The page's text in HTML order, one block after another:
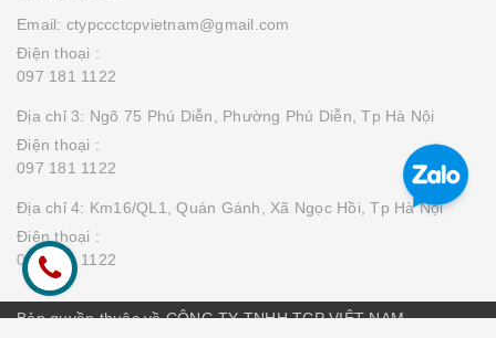
Email: ctypccctcpvietnam@gmail.com
Điện thoại :
097 181 1122
Địa chỉ 3: Ngõ 75 Phú Diễn, Phường Phú Diễn, Tp Hà Nội
Điện thoại :
097 181 1122
Địa chỉ 4: Km16/QL1, Quán Gánh, Xã Ngọc Hồi, Tp Hà Nội
Điện thoại :
097 181 1122
Bản quyền thuộc về CÔNG TY TNHH TCP VIỆT NAM